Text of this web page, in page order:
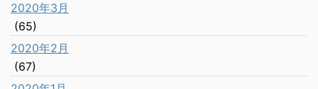
2020年3月
(65)
2020年2月
(67)